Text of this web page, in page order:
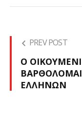
PREV POST
Ο
ΕΛΛΗΝΩΝ